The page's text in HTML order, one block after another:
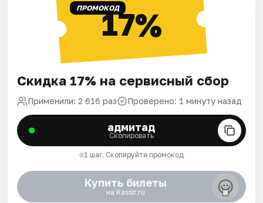
ПРОМОКОД17%
Скидка 17% на сервисный сбор
Применили: 2 616 раз Проверено: 1 минуту назад
адмитад
Скопировать
1 шаг. Скопируйте промокод
Купить билеты
на Kassir.ru